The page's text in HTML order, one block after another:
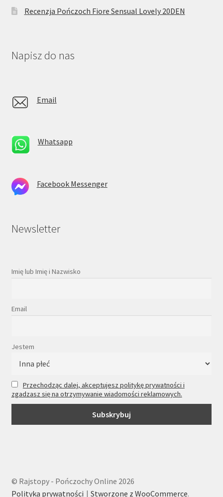
Recenzja Pończoch Fiore Sensual Lovely 20DEN
Napisz do nas
Email
Whatsapp
Facebook Messenger
Newsletter
Imię lub Imię i Nazwisko
Email
Jestem
Przechodząc dalej, akceptujesz politykę prywatności i
zgadzasz się na otrzymywanie wiadomości reklamowych.
© Rajstopy - Pończochy Online 2026
Polityka prywatności
Stworzone z WooCommerce.